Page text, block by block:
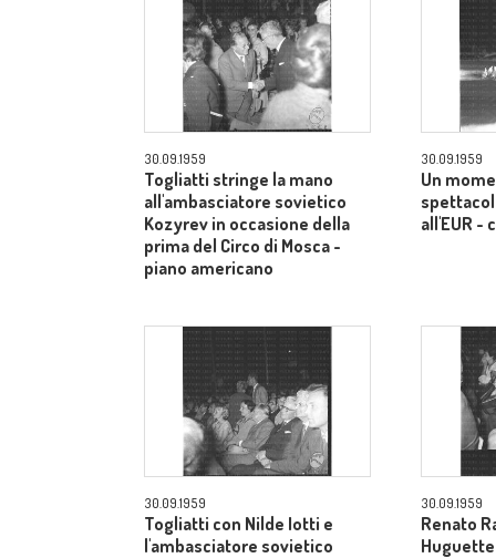
30.09.1959
Togliatti stringe la mano
all'ambasciatore sovietico
Kozyrev in occasione della
prima del Circo di Mosca -
piano americano
30.09.1959
Un
all'EUR -
30.09.1959
Togliatti con Nilde Iotti e
l'ambasciatore sovietico
30.09.1959
Renato